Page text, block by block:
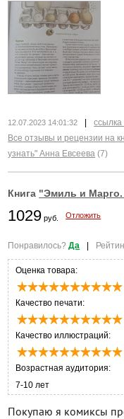
12.07.2023 14:01:32
Все отзывы и рецензии на
узнать" Анна Евсеева (7)
Книга "Эмиль и
1029 руб. Отложить
Понравилось?Да |
Оценка товара:
Качество печати:
Качество иллюстраций:
Возрастная аудитория:
7-10 лет
Покупаю я комиксы